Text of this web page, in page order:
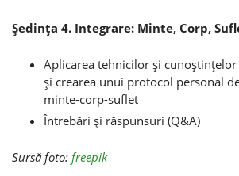
Şedinţa 4. Integrare: Minte, Corp,
Aplicarea tehnicilor şi cunoştinţelor
şi crearea unui protocol personal
minte-corp-suflet
Întrebări şi răspunsuri (Q&A)
Sursă foto: freepik